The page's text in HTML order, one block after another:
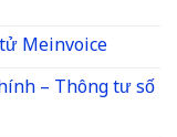
Meinvoice
– Thông tư số